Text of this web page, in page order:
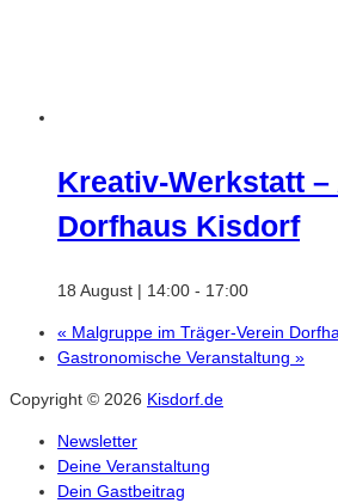
Kreativ-Werkstatt –
Dorfhaus Kisdorf
18 August | 14:00 - 17:00
« Malgruppe im Träger-Verein
Gastronomische Veranstaltung »
Copyright © 2026 Kisdorf.de
Newsletter
Deine Veranstaltung
Dein Gastbeitrag